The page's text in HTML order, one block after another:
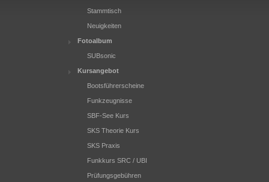
Stammtisch
Neuigkeiten
Fotoalbum
SUBsonic
Kursangebot
Bootsführerscheine
Funkzeugnisse
SBF-See Kurs
SKS Theorie Kurs
SKS Praxis
Funkkurs SRC / UBI
Prüfungsgebühren